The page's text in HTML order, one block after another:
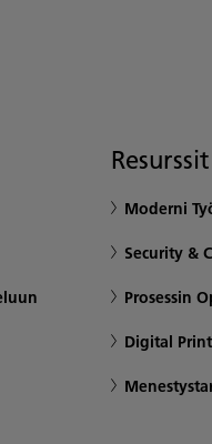
Resurssit
Moderni
Security &
Prosessin
Digital